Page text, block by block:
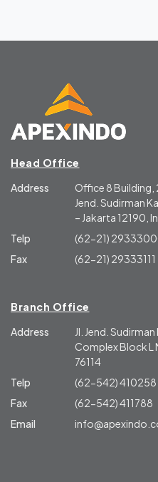
Head Office
Address
Office 8 Building,
Jend. Sudirman
– Jakarta 12190,
Telp
(62-21)
Fax
(62-21) 29333111
Branch Office
Address
Jl. Jend.
Complex Block L
76114
Telp
(62-542) 410258
Fax
(62-542) 411788
Email